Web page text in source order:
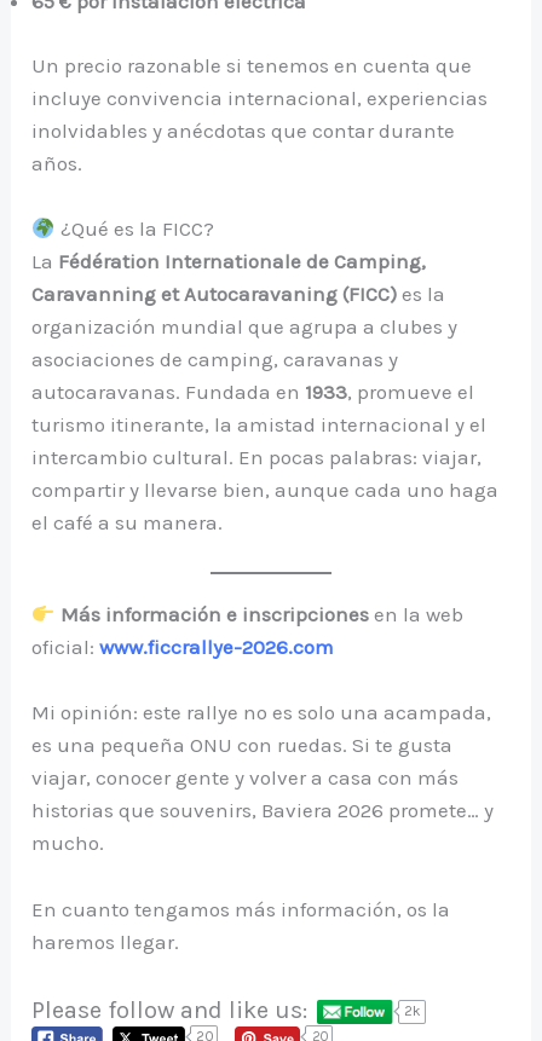
Un precio razonable si tenemos en cuenta que
incluye convivencia internacional, experiencias
inolvidables y anécdotas que contar durante
años.
¿Qué es la FICC?
La Fédération Internationale de Camping,
Caravanning et Autocaravaning (FICC) es la
organización mundial que agrupa a clubes y
asociaciones de camping, caravanas y
autocaravanas. Fundada en 1933, promueve el
turismo itinerante, la amistad internacional y el
intercambio cultural. En pocas palabras: viajar,
compartir y llevarse bien, aunque cada uno haga
el café a su manera.
Más información e inscripcionesen la web
oficial:www.ficcrallye-2026.com
Mi opinión: este rallye no es solo una acampada,
es una pequeña ONU con ruedas. Si te gusta
viajar, conocer gente y volver a casa con más
historias que souvenirs, Baviera 2026 promete… y
mucho.
En cuanto tengamos más información, os la
haremos llegar.
Please follow and like us:
2k
20
20